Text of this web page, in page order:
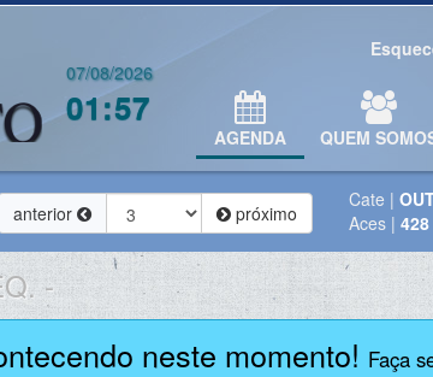
07/08/2026
01:57
AGENDA QUEM
anterior próximo
Cate |
Aces | 428
-
neste momento! Faça